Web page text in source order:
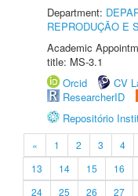
Department:
REPRODUÇÃO E
Academic
title: MS-3.1
Orcid
CV
ResearcherID
Repositório
« 1 2 3 4
13
14 15 16
24
25 26 27